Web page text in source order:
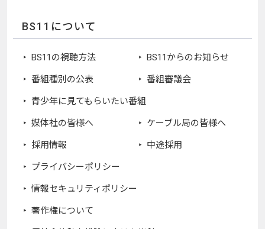
BS11について
BS11の視聴方法 BS11からのお知らせ
番組種別の公表 番組審議会
青少年に見てもらいたい番組
媒体社の皆様へ ケーブル局の皆様へ
採用情報 中途採用
プライバシーポリシー
情報セキュリティポリシー
著作権について